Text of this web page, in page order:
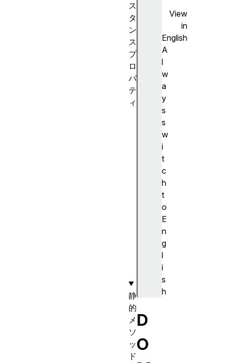
View
in
English
A
l
w
a
y
s
s
w
i
t
c
h
t
o
E
n
g
l
i
s
h
D
O
ス
タ
ン
ス
プ
ロ
パ
テ
ィ
静
的
メ
ソ
ッ
ド